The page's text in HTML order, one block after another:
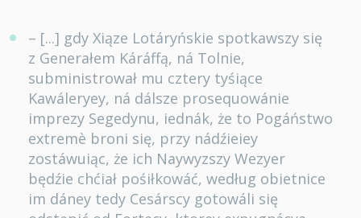
– [...] gdy Xiąze Lotáryńskie spotkawszy się
z Generałem Káráffą, ná Tolnie,
subministrował mu cztery tyśiące
Kawáleryey, ná dálsze prosequowánie
imprezy Segedynu, iednák, że to Pogáństwo
extremè broni się, przy nádźieiey
zostáwuiąc, że ich Naywyzszy Wezyer
będźie chćiał pośiłkowáć, według obietnice
im dáney tedy Cesárscy gotowáli się